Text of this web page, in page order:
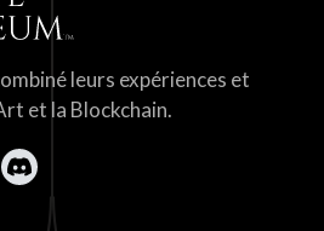
leurs expériences et
et la Blockchain.